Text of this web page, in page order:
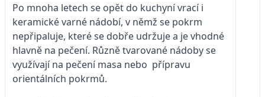
Po mnoha letech se opět do kuchyní vrací i
keramické varné nádobí, v němž se pokrm
nepřipaluje, které se dobře udržuje a je vhodné
hlavně na pečení. Různě tvarované nádoby se
využívají na pečení masa nebo přípravu
orientálních pokrmů.